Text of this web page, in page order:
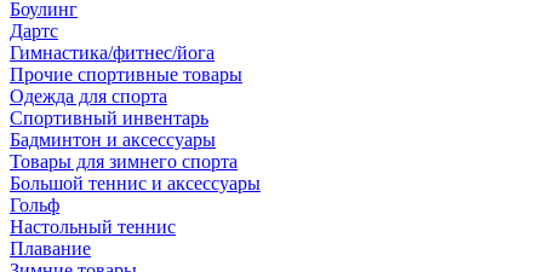
Боулинг
Дартс
Гимнастика/фитнес/йога
Прочие спортивные товары
Одежда для спорта
Спортивный инвентарь
Бадминтон и аксессуары
Товары для зимнего спорта
Большой теннис и аксессуары
Гольф
Настольный теннис
Плавание